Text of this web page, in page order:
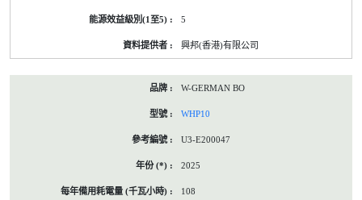
5
興邦(香港)有限公司
W-GERMAN BO
WHP10
U3-E200047
2025
108